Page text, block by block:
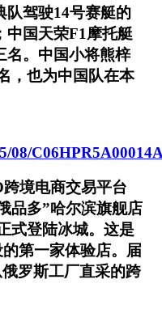
队驾驶14号赛艇的
中国天荣F1摩托艇
名。中国小将熊梓
，也为中国队在本
08/
境电商交易平台
品多”哈尔滨旗舰店
式登陆冰城。这是
第一家体验店。届
罗斯工厂直采的跨